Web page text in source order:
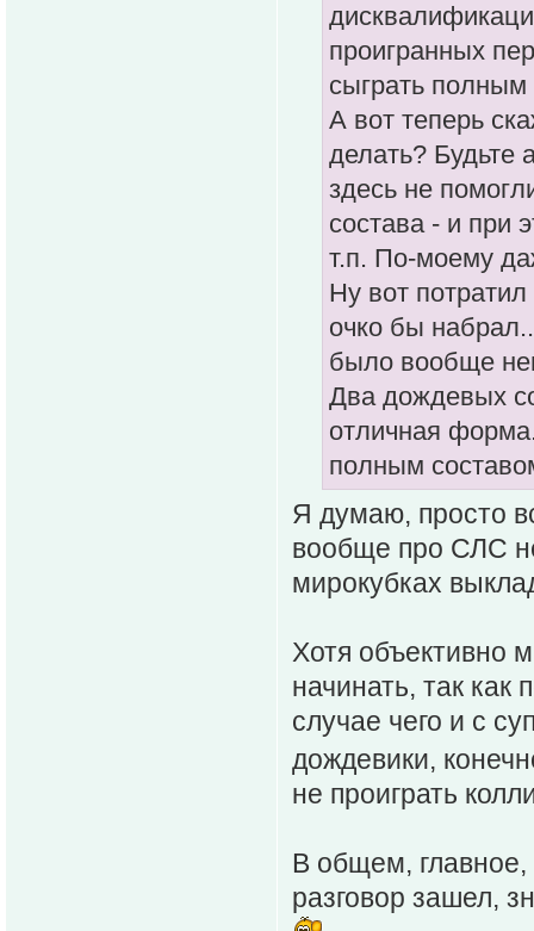
проигранных
сыграть полным
А вот теперь
делать? Будьте
здесь не
состава - и при
т.п. По-моему
Ну вот
очко бы
было вообще
Два дождевых
отличная
полным
Я думаю, просто
вообще про СЛС
мирокубках
Хотя объективно
начинать, так
случае чего и с
дождевики,
не проиграть
В общем, главное,
разговор зашел,